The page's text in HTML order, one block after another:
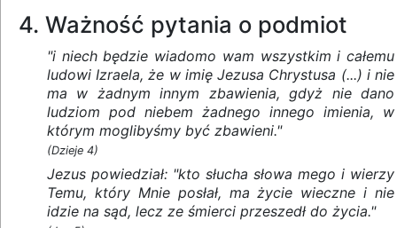
4. Ważność pytania o podmiot
"i niech będzie wiadomo wam wszystkim i całemu
ludowi Izraela, że w imię Jezusa Chrystusa (...) i nie
ma w żadnym innym zbawienia, gdyż nie dano
ludziom pod niebem żadnego innego imienia, w
którym moglibyśmy być zbawieni."
(Dzieje 4)
Jezus powiedział: "kto słucha słowa mego i wierzy
Temu, który Mnie posłał, ma życie wieczne i nie
idzie na sąd, lecz ze śmierci przeszedł do życia."